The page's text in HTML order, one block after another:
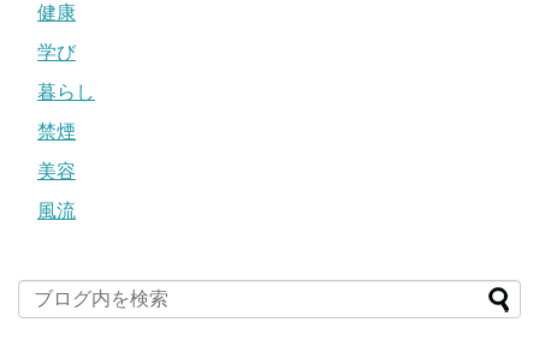
健康
学び
暮らし
禁煙
美容
風流